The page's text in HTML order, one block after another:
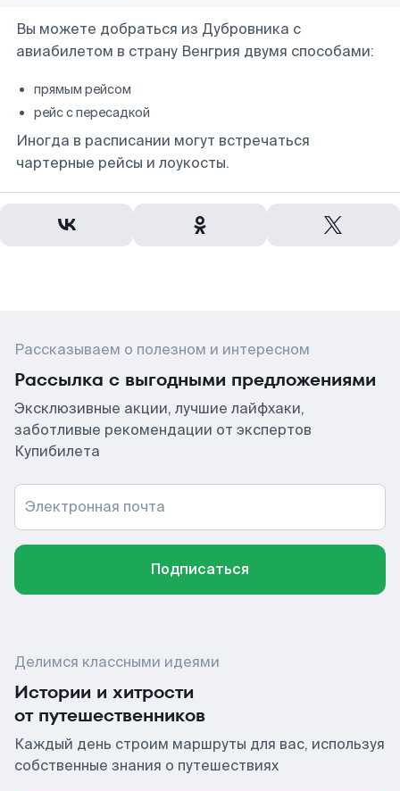
Вы можете добраться из Дубровника с
авиабилетом в страну Венгрия двумя способами:
прямым рейсом
рейс с пересадкой
Иногда в расписании могут встречаться
чартерные рейсы и лоукосты.
Рассказываем о полезном и интересном
Рассылка с выгодными предложениями
Эксклюзивные акции, лучшие лайфхаки,
заботливые рекомендации от экспертов
Купибилета
Электронная почта
Подписаться
Делимся классными идеями
Истории и хитрости
от путешественников
Каждый день строим маршруты для вас, используя
собственные знания о путешествиях